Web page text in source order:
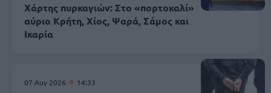
Χάρτης πυρκαγιών: Στο «πορτοκαλί»
αύριο Κρήτη, Χίος, Ψαρά, Σάμος και
Ικαρία
07 Αυγ 2026 14:33